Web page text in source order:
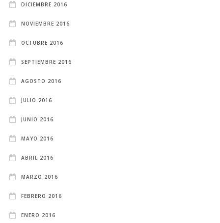
DICIEMBRE 2016
NOVIEMBRE 2016
OCTUBRE 2016
SEPTIEMBRE 2016
AGOSTO 2016
JULIO 2016
JUNIO 2016
MAYO 2016
ABRIL 2016
MARZO 2016
FEBRERO 2016
ENERO 2016